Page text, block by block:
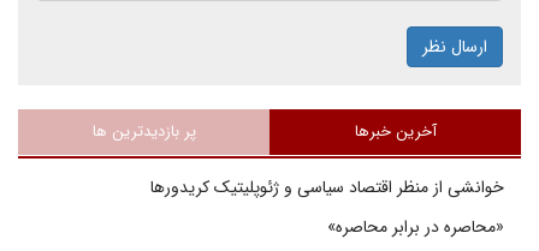
ارسال نظر
آخرین خبرها پر بازدیدترین ها
خوانشی از منظر اقتصاد سیاسی و ژئوپلیتیک کریدورها
«محاصره در برابر محاصره»